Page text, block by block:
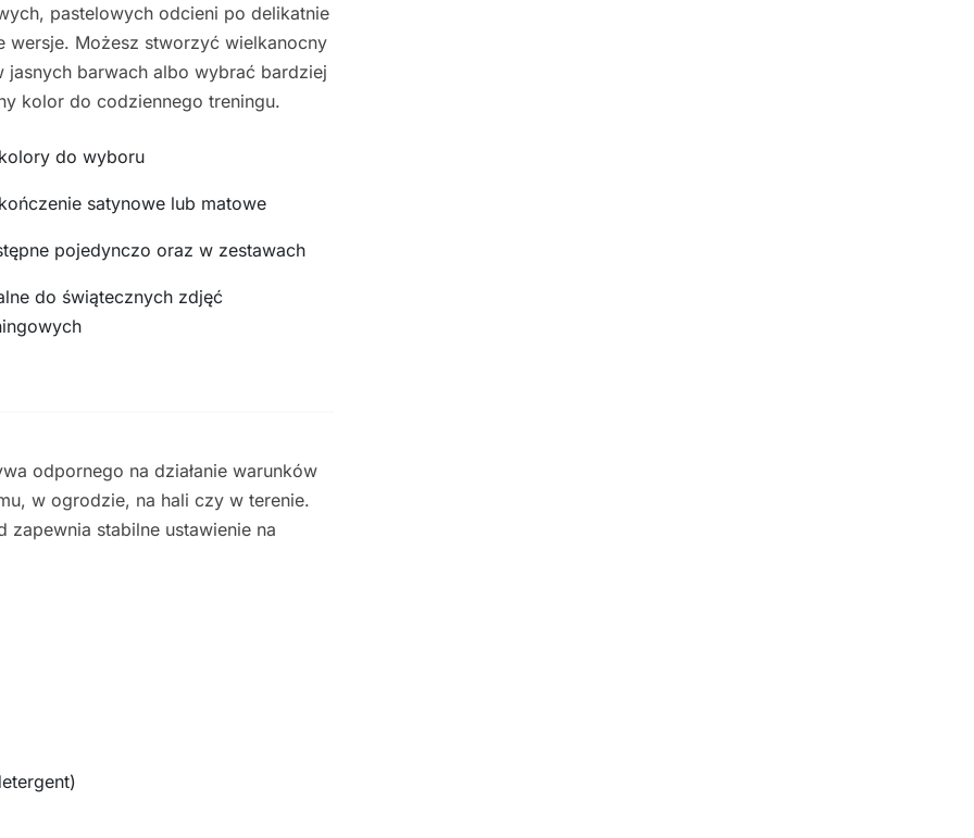
pastelowych odcieni po delikatnie
wersje. Możesz stworzyć wielkanocny
jasnych barwach albo wybrać bardziej
kolor do codziennego treningu.
do wyboru
satynowe lub matowe
pojedynczo oraz w zestawach
do świątecznych zdjęć
odpornego na działanie warunków
w ogrodzie, na hali czy w terenie.
zapewnia stabilne ustawienie na